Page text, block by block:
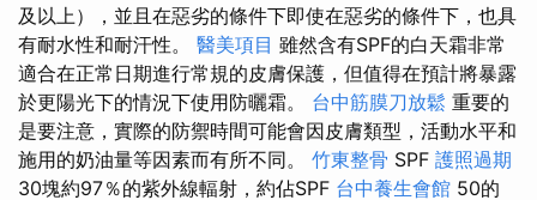
及以上），並且在惡劣的條件下即使在惡劣的條件下，也具
有耐水性和耐汗性。 醫美項目 雖然含有SPF的白天霜非常
適合在正常日期進行常規的皮膚保護，但值得在預計將暴露
於更陽光下的情況下使用防曬霜。 台中筋膜刀放鬆 重要的
是要注意，實際的防禦時間可能會因皮膚類型，活動水平和
施用的奶油量等因素而有所不同。 竹東整骨 SPF 護照過期
30塊約97％的紫外線輻射，約佔SPF 台中養生會館 50的